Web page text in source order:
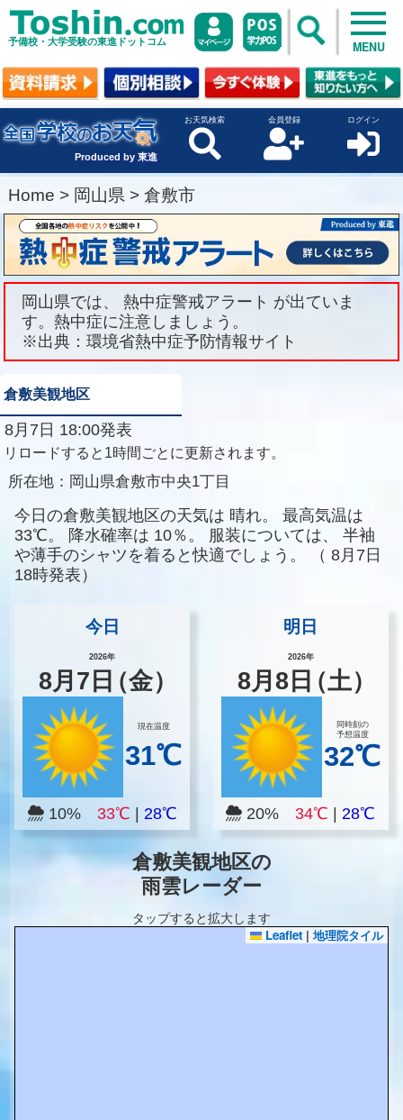
予備校・大学受験の東進ドットコム MENU
Produced by 東進
お天気検索 会員登録 ログイン
Home > 岡山県 > 倉敷市
岡山県では、 熱中症警戒アラート が出ていま
す。熱中症に注意しましょう。
※出典：環境省熱中症予防情報サイト
倉敷美観地区
8月7日 18:00発表
リロードすると1時間ごとに更新されます。
所在地： 岡山県倉敷市中央1丁目
今日の倉敷美観地区の天気は 晴れ。
最高気温は
33℃。
降水確率は 10％。 服装については、
半袖
や薄手のシャツを着ると快適でしょう。
（ 8月7日
18時発表）
今日
2026年
8月 7 日（金）
現在温度
31℃
10% 33℃ 28℃
明日
2026年
8月8 日（土）
同時刻の
予想温度
32℃
20%34℃ |28℃
倉敷美観地区の
雨雲レーダー
タップすると拡大します
Leaflet | 地理院タイル